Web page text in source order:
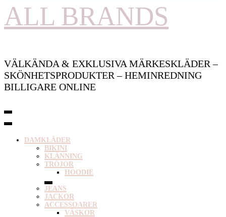
ALL BRANDS
VÄLKÄNDA & EXKLUSIVA MÄRKESKLÄDER –
SKÖNHETSPRODUKTER – HEMINREDNING
BILLIGARE ONLINE
DAMKLÄDER
BIKINI
KLÄNNING
TRÖJOR
HOODIE
JEANS
JACKOR
ACCESSOARER
VÄSKOR